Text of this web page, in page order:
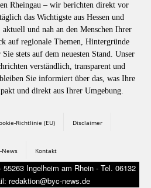
Rheingau – wir berichten direkt vor
das Wichtigste aus Hessen und
und nah an den Menschen Ihrer
auf regionale Themen, Hintergründe
stets auf dem neuesten Stand. Unser
verständlich, transparent und
Sie informiert über das, was Ihre
und direkt aus Ihrer Umgebung.
Richtlinie (EU) Disclaimer
News Kontakt
Ingelheim am Rhein - Tel. 06132
redaktion@byc-news.de